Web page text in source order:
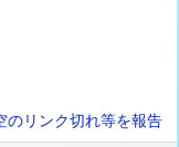
のリンク切れ等を報告